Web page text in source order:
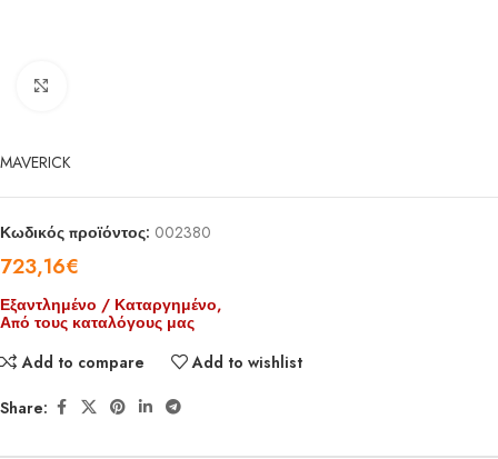
MAVERICK
Κωδικός προϊόντος: 002380
723,16€
Εξαντλημένο / Καταργημένο,
Από τους καταλόγους μας
Add to compare
Add to wishlist
Share: